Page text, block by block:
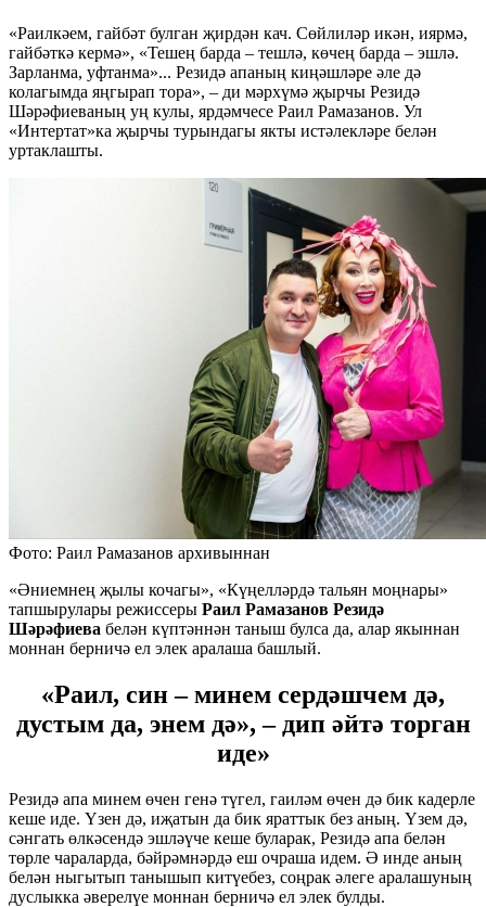
«Раилкәем, гайбәт булган җирдән кач. Сөйлиләр икән, иярмә,
гайбәткә кермә», «Тешең барда – тешлә, көчең барда – эшлә.
Зарланма, уфтанма»... Резидә апаның киңәшләре әле дә
колагымда яңгырап тора», – ди мәрхүмә җырчы Резидә
Шәрәфиеваның уң кулы, ярдәмчесе Раил Рамазанов. Ул
«Интертат»ка җырчы турындагы якты истәлекләре белән
уртаклашты.
Фото: Раил Рамазанов архивыннан
«Әниемнең җылы кочагы», «Күңелләрдә тальян моңнары»
тапшырулары режиссеры Раил Рамазанов Резидә
Шәрәфиева белән күптәннән таныш булса да, алар якыннан
моннан берничә ел элек аралаша башлый.
«Раил, син – минем сердәшчем дә,
дустым да, энем дә», – дип әйтә торган
иде»
Резидә апа минем өчен генә түгел, гаиләм өчен дә бик кадерле
кеше иде. Үзен дә, иҗатын да бик яраттык без аның. Үзем дә,
сәнгать өлкәсендә эшләүче кеше буларак, Резидә апа белән
төрле чараларда, бәйрәмнәрдә еш очраша идем. Ә инде аның
белән ныгытып танышып китүебез, соңрак әлеге аралашуның
дуслыкка әверелүе моннан берничә ел элек булды.